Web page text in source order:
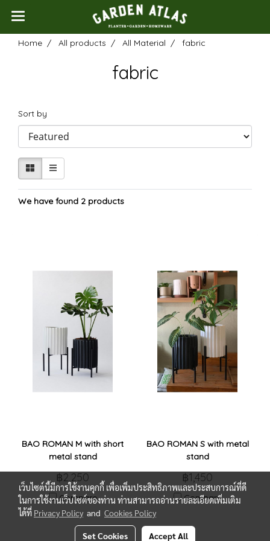
Home All products All Material fabric
fabric
Sort by
We have found 2 products
BAO ROMAN M with short
metal stand
฿2,250
Compare
BAO ROMAN S with metal
stand
฿1,450
Compare
เว็บไซต์นี้มีการใช้งานคุกกี้ เพื่อเพิ่มประสิทธิภาพและประสบการณ์ที่ดี
ในการใช้งานเว็บไซต์ของท่าน ท่านสามารถอ่านรายละเอียดเพิ่มเติม
ได้ที่ Privacy Policy and Cookies Policy
Set Cookies Accept All